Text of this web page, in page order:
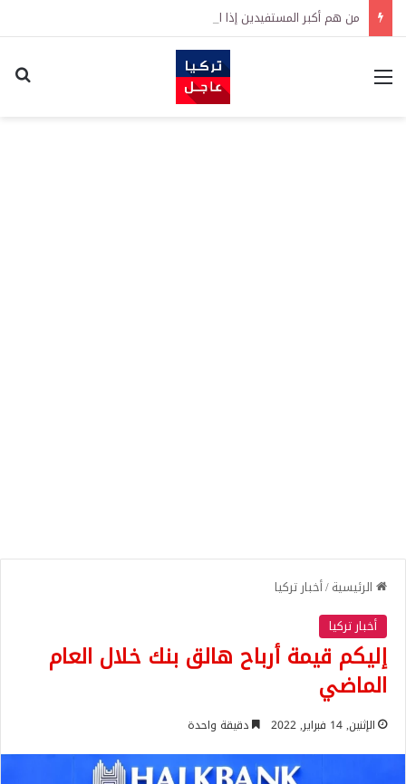
من هم أكبر المستفيدين إذا انتهت الحرب؟
القائمة
الرئيسية/أخبار تركيا
أخبار تركيا
إليكم قيمة أرباح هالق بنك خلال العام
الماضي
الإثنين, 14 فبراير, 2022 دقيقة واحدة